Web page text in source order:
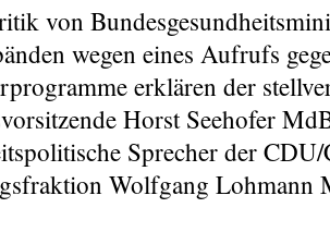
von
wegen eines Aufrufs
erklären der
Horst Seehofer
Sprecher der
Wolfgang Lohmann